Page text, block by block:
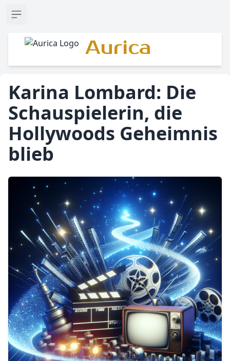
Open sidebar
Aurica
Karina Lombard: Die
Schauspielerin, die
Hollywoods Geheimnis
blieb